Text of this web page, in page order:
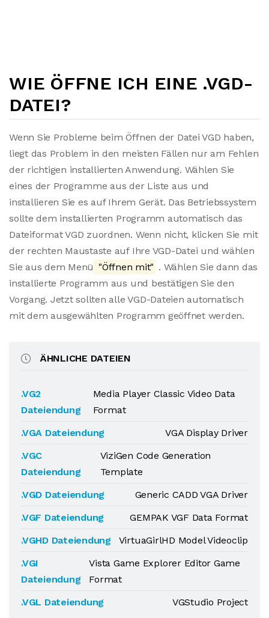
WIE ÖFFNE ICH EINE .VGD-
DATEI?
Wenn Sie Probleme beim Öffnen der Datei VGD haben,
liegt das Problem in den meisten Fällen nur am Fehlen
der richtigen installierten Anwendung. Wählen Sie
eines der Programme aus der Liste aus und
installieren Sie es auf Ihrem Gerät. Das Betriebssystem
sollte dem installierten Programm automatisch das
Dateiformat VGD zuordnen. Wenn nicht, klicken Sie mit
der rechten Maustaste auf Ihre VGD-Datei und wählen
Sie aus dem Menü "Öffnen mit" . Wählen Sie dann das
installierte Programm aus und bestätigen Sie den
Vorgang. Jetzt sollten alle VGD-Dateien automatisch
mit dem ausgewählten Programm geöffnet werden.
ÄHNLICHE DATEIEN
.VG2
Dateiendung
Media Player Classic Video Data
Format
.VGA Dateiendung
VGA Display Driver
.VGC
Dateiendung
ViziGen Code Generation
Template
.VGD Dateiendung
Generic CADD VGA Driver
.VGF Dateiendung
GEMPAK VGF Data Format
.VGHD Dateiendung
VirtuaGirlHD Model Videoclip
.VGI
Dateiendung
Vista Game Explorer Editor Game
Format
.VGL Dateiendung
VGStudio Project